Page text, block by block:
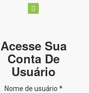
Acesse Sua
Conta De
Usuário
Nome de usuário *